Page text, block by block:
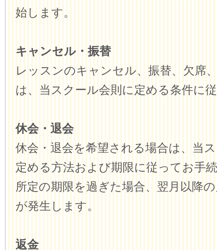
始します。
キャンセル・振替
レッスンのキャンセル、振替、欠席
は、当スクール会則に定める条件に
休会・退会
休会・退会を希望される場合は、当
定める方法および期限に従ってお手
所定の期限を過ぎた場合、翌月以降
が発生します。
返金